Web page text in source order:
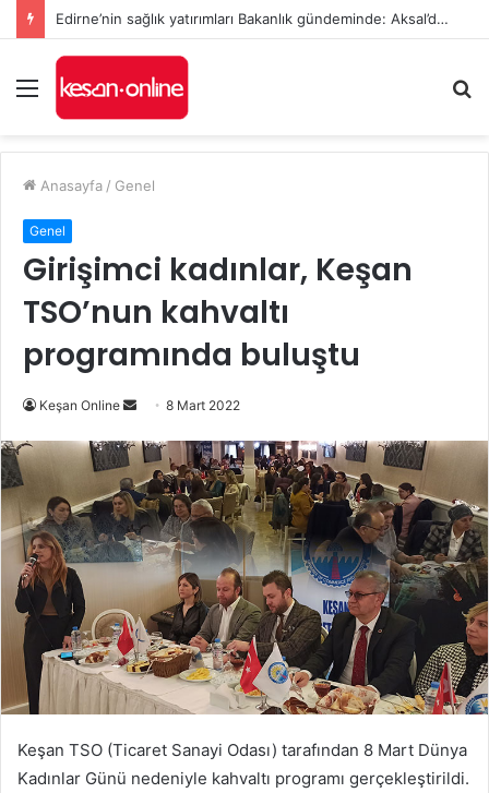
Anıl Çakır, YENİ Parti’nin Keşan’daki Kurucu İlçe Başkanı oldu
Menü
...
Anasayfa / Genel
Genel
Girişimci kadınlar, Keşan
TSO’nun kahvaltı
programında buluştu
Keşan Online
Bir
posta
göndermek
8 Mart 2022
Keşan TSO (Ticaret Sanayi Odası) tarafından 8 Mart Dünya
Kadınlar Günü nedeniyle kahvaltı programı gerçekleştirildi.